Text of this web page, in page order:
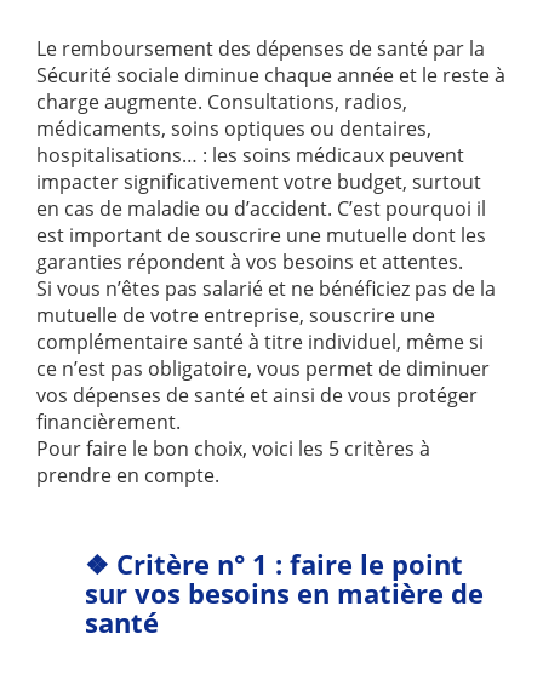
Le remboursement des dépenses de santé par la
Sécurité sociale diminue chaque année et le reste à
charge augmente. Consultations, radios,
médicaments, soins optiques ou dentaires,
hospitalisations… : les soins médicaux peuvent
impacter significativement votre budget, surtout
en cas de maladie ou d’accident. C’est pourquoi il
est important de souscrire une mutuelle dont les
garanties répondent à vos besoins et attentes.
Si vous n’êtes pas salarié et ne bénéficiez pas de la
mutuelle de votre entreprise, souscrire une
complémentaire santé à titre individuel, même si
ce n’est pas obligatoire, vous permet de diminuer
vos dépenses de santé et ainsi de vous protéger
financièrement.
Pour faire le bon choix, voici les 5 critères à
prendre en compte.
❖ Critère n° 1 : faire le point
sur vos besoins en matière de
santé